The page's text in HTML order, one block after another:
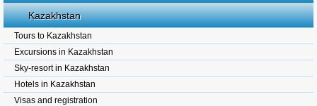
Kazakhstan
Tours to Kazakhstan
Excursions in Kazakhstan
Sky-resort in Kazakhstan
Hotels in Kazakhstan
Visas and registration